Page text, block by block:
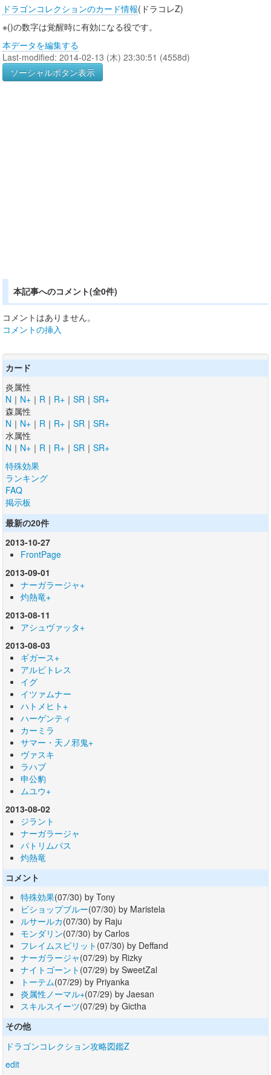
ドラゴンコレクションのカード情報(ドラコレZ)
※()の数字は覚醒時に有効になる役です。
本データを編集する
Last-modified: 2014-02-13 (木) 23:30:51 (4558d)
ソーシャルボタン表示
本記事へのコメント(全0件)
コメントはありません。
コメントの挿入
カード
炎属性
N ｜ N+ ｜ R ｜ R+ ｜ SR ｜ SR+
森属性
N ｜ N+ ｜ R ｜ R+ ｜ SR ｜ SR+
水属性
N ｜ N+ ｜ R ｜ R+ ｜ SR ｜ SR+
特殊効果
ランキング
FAQ
掲示板
最新の20件
2013-10-27
FrontPage
2013-09-01
ナーガラージャ+
灼熱竜+
2013-08-11
アシュヴァッタ+
2013-08-03
ギガース+
アルビトレス
イグ
イツァムナー
ハトメヒト+
ハーゲンティ
カーミラ
サマー・天ノ邪鬼+
ヴァスキ
ラハブ
申公豹
ムユウ+
2013-08-02
ジラント
ナーガラージャ
パトリムパス
灼熱竜
コメント
特殊効果(07/30) by Tony
ビショップブルー(07/30) by Maristela
ルサールカ(07/30) by Raju
モンダリン(07/30) by Carlos
フレイムスピリット (07/30) by Deffand
ナーガラージャ(07/29) by Rizky
ナイトゴーント (07/29) by SweetZal
トーテム(07/29) by Priyanka
炎属性ノーマル+(07/29) by Jaesan
スキルスイーツ(07/29) by Gictha
その他
ドラゴンコレクション攻略図鑑Z
edit